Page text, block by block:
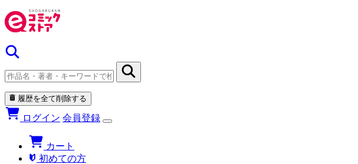
履歴を全て削除する
ログイン 会員登録
カート
初めての方